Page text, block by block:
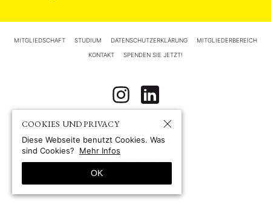
MITGLIEDSCHAFT STUDIUM DATENSCHUTZERKLÄRUNG MITGLIEDERBEREICH
KONTAKT SPENDEN SIE JETZT!
COOKIES UND PRIVACY
Diese Webseite benutzt Cookies. Was
sind Cookies?
Mehr Infos
OK